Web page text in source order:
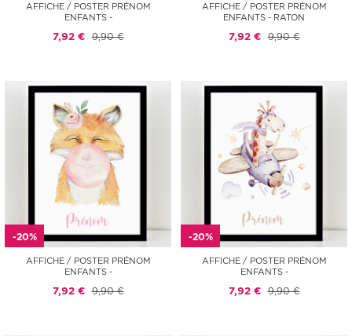
AFFICHE / POSTER PRÉNOM
ENFANTS -
7,92 € 9,90 €
AFFICHE / POSTER PRÉNOM
ENFANTS - RATON
7,92 € 9,90 €
-20%
AFFICHE / POSTER PRÉNOM
ENFANTS -
7,92 € 9,90 €
-20%
AFFICHE / POSTER PRÉNOM
ENFANTS -
7,92 € 9,90 €